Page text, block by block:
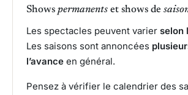
Shows permanents et shows de
Les spectacles peuvent varier selon
Les saisons sont annoncées
l’avance en général.
Pensez à vérifier le calendrier des